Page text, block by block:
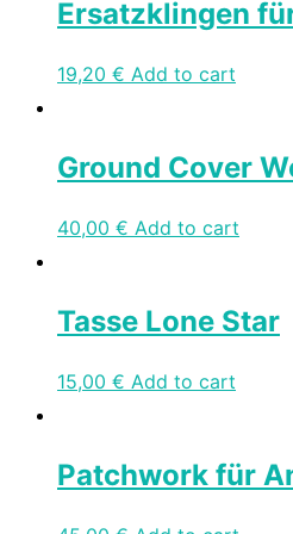
Ersatzklingen
19,20 € Add to cart
Ground Cover
40,00 € Add to cart
Tasse Lone Star
15,00 € Add to cart
Patchwork für